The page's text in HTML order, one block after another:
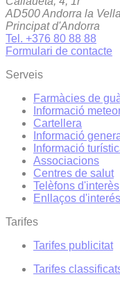
AD500 Andorra la Vella
Principat d'Andorra
Tel. +376 80 88 88
Formulari de contacte
Serveis
Farmàcies de
Informació
Cartellera
Informació
Informació
Associacions
Centres de salut
Telèfons d'interès
Enllaços d'interés
Tarifes
Tarifes publicitat
Tarifes